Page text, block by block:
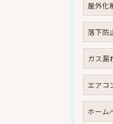
屋外化
落下防
ガス漏
エアコ
ホーム